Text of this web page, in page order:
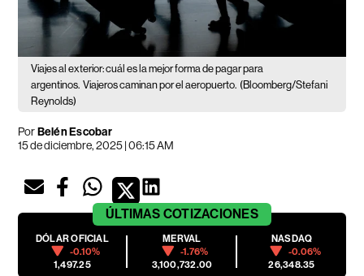
Viajes al exterior: cuál es la mejor forma de pagar para
argentinos. Viajeros caminan por el aeropuerto. (Bloomberg/Stefani
Reynolds)
PorBelén Escobar
15 de diciembre, 2025 | 06:15 AM
ÚLTIMAS COTIZACIONES
DÓLAR OFICIAL
-0.10%
1,497.25
MERVAL
-1.76%
3,100,732.00
NASDAQ
-0.06%
26,348.35